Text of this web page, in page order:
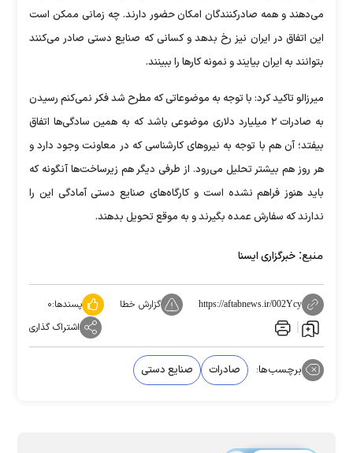
می‌دهند و همه صادرکنندگان امکان حضور دارند. چه زمانی ممکن است
این اتفاق در ایران نیز رخ بدهد و کسانی که صنایع دستی صادر می‌کنند
بتوانند به ایران بیایند و نمونه کارها را ببینند.
میرزالو تاکید کرد: با توجه به موضوعاتی که مطرح شد فکر نمی‌کنم رسیدن
به صادرات ۲ میلیارد دلاری موضوعی باشد که به همین سادگی‌ها اتفاق
بیفتد؛ آن هم با توجه به نیروهای کارشناسی که در معاونت وجود دارد و
هر روز هم بیشتر تحلیل می‌رود. از طرفی دیگر هم زیرساخت‌ها آنگونه که
باید هنوز فراهم نشده است و کارگاه‌های صنایع دستی آمادگی این را
ندارند که سفارش عمده بگیرند و به موقع تحویل بدهند.
منبع: خبرگزاری ایسنا
https://aftabnews.ir/002Ycy گزارش خطا پسندها:۰
اشتراک گذاری
برچسب‌ها: صادرات صنایع دستی